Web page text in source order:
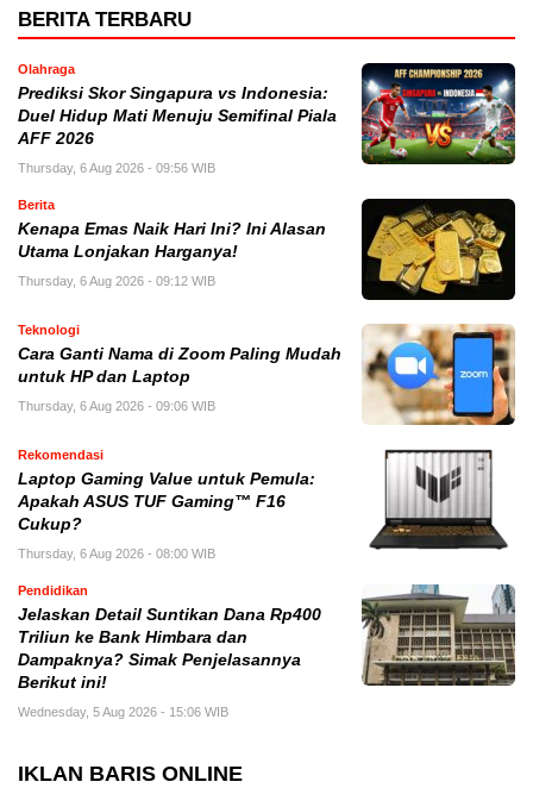
BERITA TERBARU
Olahraga
Prediksi Skor Singapura vs Indonesia:
Duel Hidup Mati Menuju Semifinal Piala
AFF 2026
Thursday, 6 Aug 2026 - 09:56 WIB
Berita
Kenapa Emas Naik Hari Ini? Ini Alasan
Utama Lonjakan Harganya!
Thursday, 6 Aug 2026 - 09:12 WIB
Teknologi
Cara Ganti Nama di Zoom Paling Mudah
untuk HP dan Laptop
Thursday, 6 Aug 2026 - 09:06 WIB
Rekomendasi
Laptop Gaming Value untuk Pemula:
Apakah ASUS TUF Gaming™ F16
Cukup?
Thursday, 6 Aug 2026 - 08:00 WIB
Pendidikan
Jelaskan Detail Suntikan Dana Rp400
Triliun ke Bank Himbara dan
Dampaknya? Simak Penjelasannya
Berikut ini!
Wednesday, 5 Aug 2026 - 15:06 WIB
IKLAN BARIS ONLINE